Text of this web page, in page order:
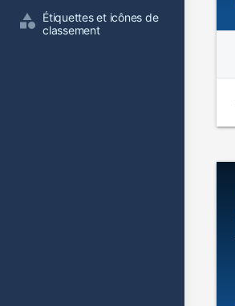
Étiquettes et icônes de
classement